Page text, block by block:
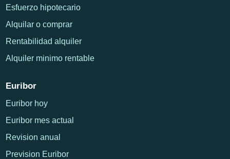
Esfuerzo hipotecario
Alquilar o comprar
Rentabilidad alquiler
Alquiler minimo rentable
Euribor
Euribor hoy
Euribor mes actual
Revision anual
Prevision Euribor